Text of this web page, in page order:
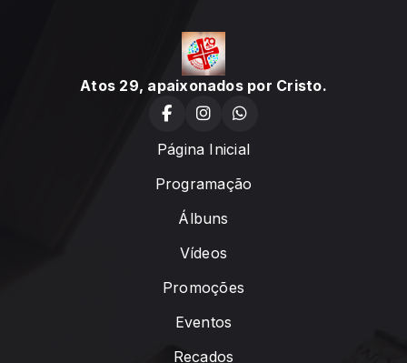
Atos 29, apaixonados por Cristo.
Página Inicial
Programação
Álbuns
Vídeos
Promoções
Eventos
Recados